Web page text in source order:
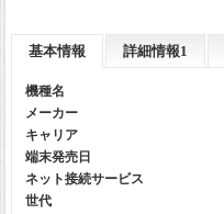
基本情報 詳細情報1
機種名
メーカー
キャリア
端末発売日
ネット接続サービス
世代